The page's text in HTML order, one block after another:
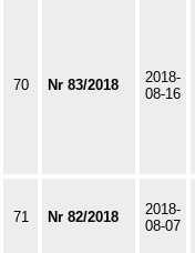
70 Nr 83/2018
2018-
08-16
71 Nr 82/2018
2018-
08-07